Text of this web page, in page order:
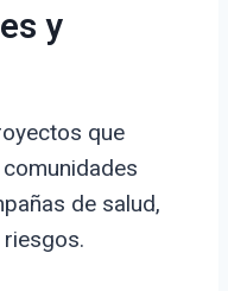
y
que
de salud,